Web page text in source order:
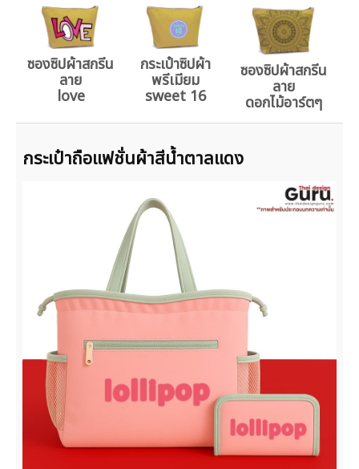
ซองซิปผ้าสกรีน
ลาย
love
กระเป๋าซิปผ้า
พรีเมียม
sweet 16
ซองซิปผ้าสกรีน
ลาย
ดอกไม้อาร์ตๆ
กระเป๋าถือแฟชั่นผ้าสีน้ำตาลแดง